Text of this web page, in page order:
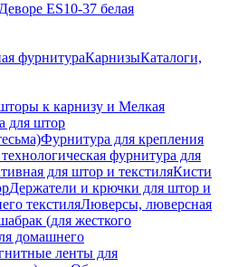
ES10-37 белая
фурнитураКарнизыКаталоги,
к карнизу и Мелкая
для штор
Фурнитура для крепления
фурнитура для
для штор и текстиляКисти
Держатели и крючки для штор и
текстиляЛюверсы, люверсная
(для жесткого
домашнего
ленты для